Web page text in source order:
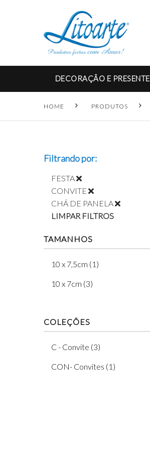
DECORAÇÃO E PRESENTE
HOME PRODUTOS
Filtrando por:
FESTA
CONVITE
CHÁ DE PANELA
LIMPAR FILTROS
TAMANHOS
10 x 7,5cm (1)
10 x 7cm (3)
COLEÇÕES
C - Convite (3)
CON- Convites (1)